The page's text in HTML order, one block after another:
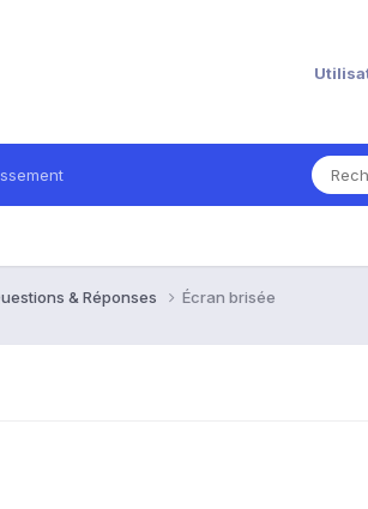
& Réponses Écran brisée